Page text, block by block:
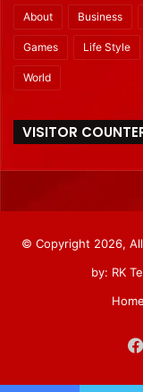
About Business
Games Life Style
World
VISITOR
© Copyright 2026,
by: RK
Home